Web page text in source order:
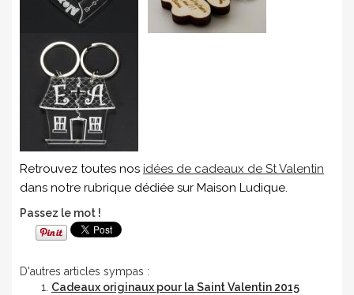
Retrouvez toutes nos idées de cadeaux de St Valentin
dans notre rubrique dédiée sur Maison Ludique.
Passez le mot !
D'autres articles sympas :
Cadeaux originaux pour la Saint Valentin 2015